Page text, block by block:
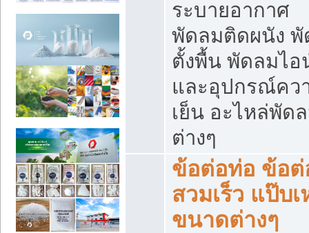
ระบายอากาศ
พัดลมติดผนัง พั
ตั้งพื้น พัดลมไอ
และอุปกรณ์คว
เย็น อะไหล่พัด
ต่างๆ
ข้อต่อท่อ ข้อต่
สวมเร็ว แป๊บ
ขนาดต่างๆ